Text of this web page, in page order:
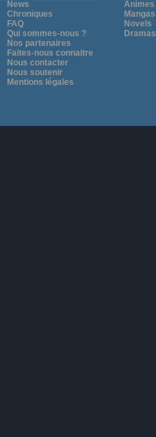
News
Chroniques
FAQ
Qui sommes-nous ?
Nos partenaires
Faites-nous connaitre
Nous contacter
Nous soutenir
Mentions légales
Animes
Mangas
Novels
Dramas